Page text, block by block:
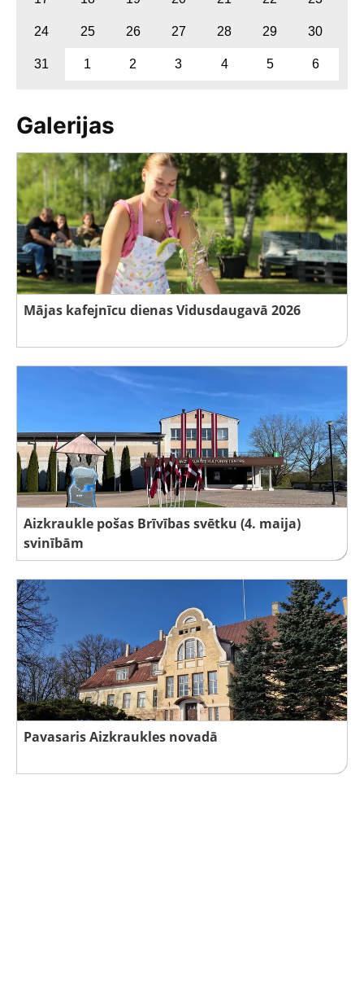
24 25 26 27 28 29 30
31 1 2 3 4 5 6
Galerijas
Mājas kafejnīcu dienas Vidusdaugavā 2026
Aizkraukle pošas Brīvības svētku (4. maija)
svinībām
Pavasaris Aizkraukles novadā